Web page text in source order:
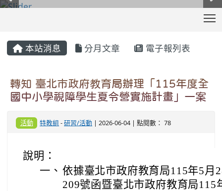
本站消息 分月文章 電子報列表
轉知 臺北市政府教育局辦理「115年度全
國中小學視障學生夏令營實施計畫」一案
活動 特教組 -研習/活動 | 2026-06-04 | 點閱數： 78
說明：
一、 依據臺北市政府教育局115年5月
209號函暨臺北市政府教育局115